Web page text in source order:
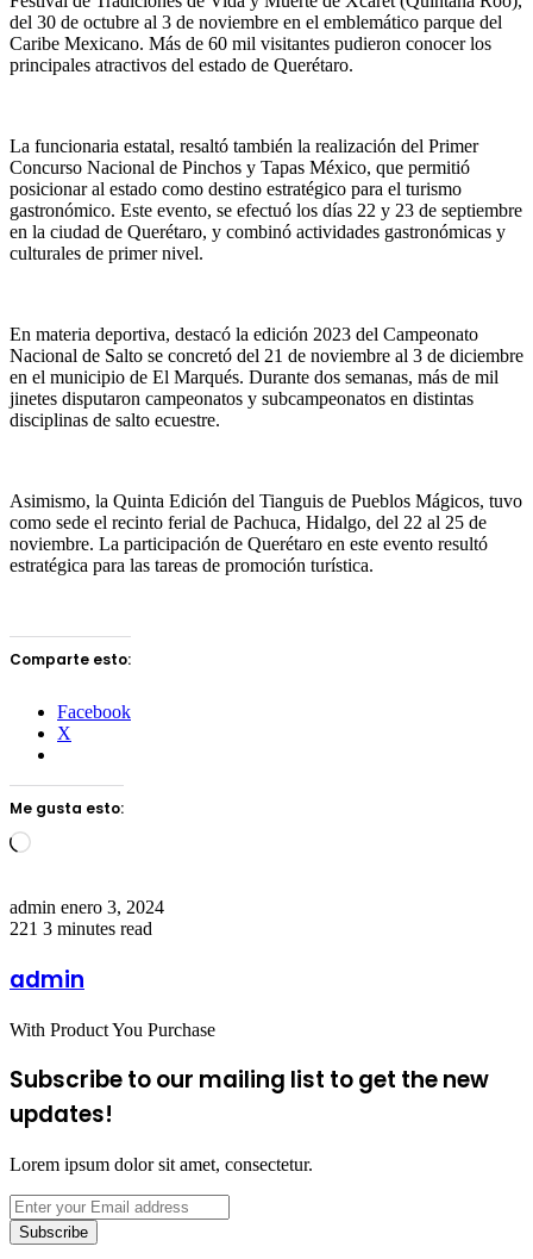
del 30 de octubre al 3 de noviembre en el emblemático parque del
Caribe Mexicano. Más de 60 mil visitantes pudieron conocer los
principales atractivos del estado de Querétaro.
La funcionaria estatal, resaltó también la realización del Primer
Concurso Nacional de Pinchos y Tapas México, que permitió
posicionar al estado como destino estratégico para el turismo
gastronómico. Este evento, se efectuó los días 22 y 23 de septiembre
en la ciudad de Querétaro, y combinó actividades gastronómicas y
culturales de primer nivel.
En materia deportiva, destacó la edición 2023 del Campeonato
Nacional de Salto se concretó del 21 de noviembre al 3 de diciembre
en el municipio de El Marqués. Durante dos semanas, más de mil
jinetes disputaron campeonatos y subcampeonatos en distintas
disciplinas de salto ecuestre.
Asimismo, la Quinta Edición del Tianguis de Pueblos Mágicos, tuvo
como sede el recinto ferial de Pachuca, Hidalgo, del 22 al 25 de
noviembre. La participación de Querétaro en este evento resultó
estratégica para las tareas de promoción turística.
Comparte esto:
Facebook
X
Me gusta esto:
Loading…
admin Send
an
enero 3, 2024
221 3 minutes read
admin
With Product You Purchase
Subscribe to our mailing list to get the new
updates!
Lorem ipsum dolor sit amet, consectetur.
Enter
your
Email